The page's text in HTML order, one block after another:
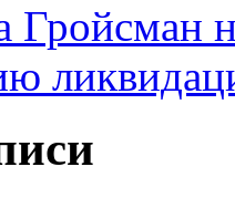
Гройсман